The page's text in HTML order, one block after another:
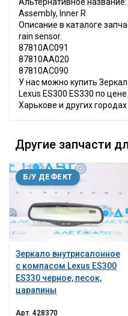
Альтернативное
Assembly, Inner R
Описание в каталоге
rain sensor.
87810AC091
87810AA020
87810AC090
У нас можно купить
Lexus ES300 ES330 по
Харькове и других
Другие запчасти
Зеркало внутрисалонное
с компасом Lexus ES300
ES330 черное, песок,
царапины
Б/У ДЕФЕКТ
Арт.428370